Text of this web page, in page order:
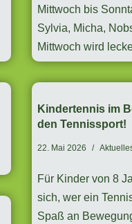
Mittwoch bis
Sylvia, Micha,
Mittwoch wird
Kindertennis im
den Tennissport!
22. Mai 2026
Für Kinder von 8
sich, wer ein
Spaß an